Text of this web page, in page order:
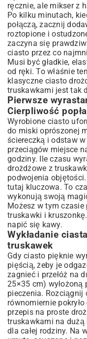
ręcznie, ale mikser z
Po kilku minutach,
połączą, zacznij
roztopione i
zaczyna się
ciasto przez co
Musi być gładkie,
od ręki. To właśnie
klasyczne ciasto
truskawkami jest tak
Pierwsze
Cierpliwość
Wyrobione ciasto
do miski oprószonej
ściereczką i odstaw w
przeciągów miejsce
godziny. Ile czasu
drożdżowe z
podwojenia
tutaj kluczowa. To
wykonują swoją
Możesz w tym czasie
truskawki i
napić się kawy.
Wykładanie
truskawek
Gdy ciasto pięknie
pięścią, żeby je
zagnieć i przełóż na
25×35 cm) wyłożoną
pieczenia. Rozciągnij
równomiernie pokryło
przepis na proste
truskawkami na
dla całej rodziny. Na